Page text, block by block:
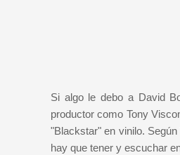
Si algo le debo a David
productor como Tony
"Blackstar" en vinilo.
hay que tener y escuchar